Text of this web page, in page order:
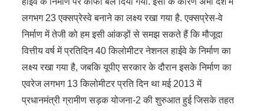
लगभग 23 एक्सप्रेस्वे बनाने का लक्ष्य रखा गया है. एक्सप्रेस-वे
निर्माण में तेजी को हम इसी आंकड़ों से समझ सकते हैं कि मौजूदा
वित्तीय वर्ष में प्रतिदिन 40 किलोमीटर नेशनल हाईवे के निर्माण का
लक्ष्य रखा गया है, जबकि यूपीए सरकार के दौरान इसके निर्माण का
एवरेज लगभग 13 किलोमीटर प्रति दिन था मई 2013 में
प्रधानमंत्री ग्रामीण सड़क योजना-2 की शुरुआत हुई जिसके तहत